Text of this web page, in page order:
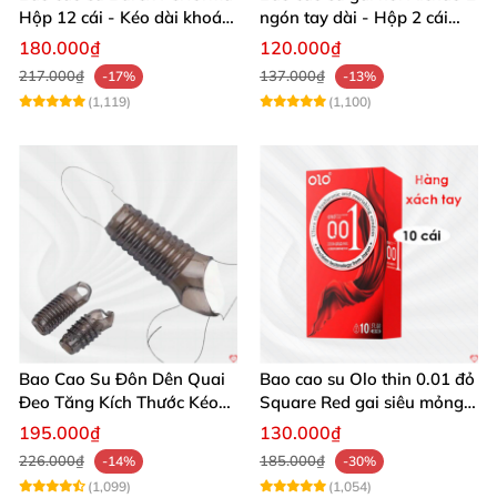
Hộp 12 cái - Kéo dài khoái
cảm
180.000₫
217.000₫
-17%
(1,119)
ngón tay dài - Hộp 2 cái
siêu mượt
120.000₫
137.000₫
-13%
(1,100)
Bao Cao Su Đôn Dên Quai
Đeo Tăng Kích Thước Kéo
Dài Thời Gian
195.000₫
226.000₫
-14%
(1,099)
Bao cao su Olo thin 0.01 đỏ
Square Red gai siêu mỏng
10c
130.000₫
185.000₫
-30%
(1,054)